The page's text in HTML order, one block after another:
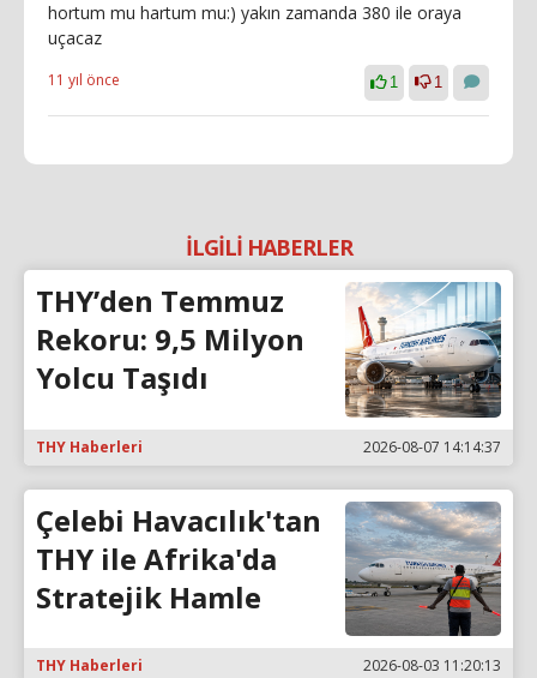
hortum mu hartum mu:) yakın zamanda 380 ile oraya
uçacaz
11 yıl önce 1 1
İLGİLİ HABERLER
THY’den Temmuz
Rekoru: 9,5 Milyon
Yolcu Taşıdı
THY Haberleri 2026-08-07 14:14:37
Çelebi Havacılık'tan
THY ile Afrika'da
Stratejik Hamle
THY Haberleri 2026-08-03 11:20:13